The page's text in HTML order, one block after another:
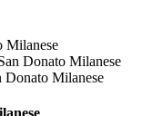
Milanese
Donato Milanese
Donato Milanese